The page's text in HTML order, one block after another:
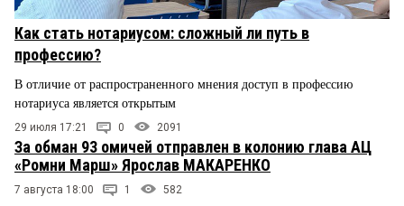
Как стать нотариусом: сложный ли путь в
профессию?
В отличие от распространенного мнения доступ в профессию
нотариуса является открытым
29 июля 17:21 0 2091
За обман 93 омичей отправлен в колонию глава АЦ
«Ромни Марш» Ярослав МАКАРЕНКО
7 августа 18:00 1 582